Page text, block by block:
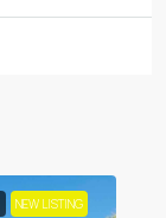
NEW LISTING